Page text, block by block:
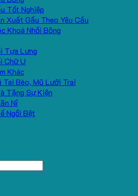
Tốt Nghiệp
Xuất Gấu Theo Yêu Cầu
Khoá Nhồi Bông
Tựa Lưng
Chữ U
Khác
Tai Bèo, Mũ Lưỡi Trai
Tặng Sự Kiện
Nỉ
Ngồi Bệt